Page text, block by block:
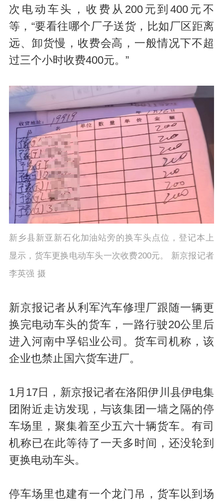
次电动车头，收费从200元到400元不
等，“要看往哪个厂子送货，比如厂区距离
远、卸货慢，收费会高，一般情况下不超
过三个小时收费400元。”
新乡县新亚新石化加油站旁的换车头点位，登记本上
显示，货车更换电动车头一次收费200元。 新京报记者
李英强 摄
新京报记者从利军汽车修理厂跟随一辆更
换完电动车头的货车，一路行驶20公里后
进入河南中孚铝业公司。货车司机称，该
企业也禁止国六货车进厂。
1月17日，新京报记者在洛阳伊川县伊电集
团附近走访发现，与该集团一墙之隔的停
车场里，聚集着至少五六十辆货车。有司
机称已在此等待了一天多时间，还没轮到
更换电动车头。
停车场里也建有一个龙门吊，货车以到场